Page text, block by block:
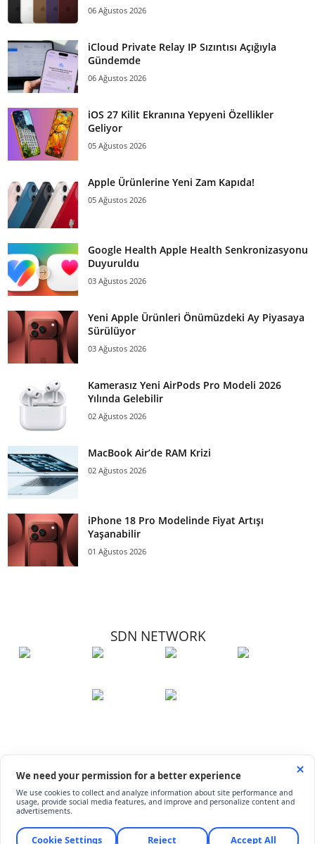
06 Ağustos 2026
iCloud Private Relay IP Sızıntısı Açığıyla
Gündemde
06 Ağustos 2026
iOS 27 Kilit Ekranına Yepyeni Özellikler
Geliyor
05 Ağustos 2026
Apple Ürünlerine Yeni Zam Kapıda!
05 Ağustos 2026
Google Health Apple Health Senkronizasyonu
Duyuruldu
03 Ağustos 2026
Yeni Apple Ürünleri Önümüzdeki Ay Piyasaya
Sürülüyor
03 Ağustos 2026
Kamerasız Yeni AirPods Pro Modeli 2026
Yılında Gelebilir
02 Ağustos 2026
MacBook Air’de RAM Krizi
02 Ağustos 2026
iPhone 18 Pro Modelinde Fiyat Artışı
Yaşanabilir
01 Ağustos 2026
SDN NETWORK